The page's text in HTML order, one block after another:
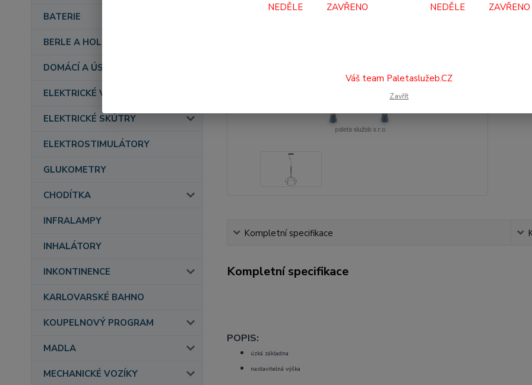
BATERIE
BERLE A HOLE
DOMÁCÍ A ÚSTAVNÍ PÉČE
ELEKTRICKÉ VOZÍKY
ELEKTRICKÉ SKÚTRY
ELEKTROSTIMULÁTORY
GLUKOMETRY
CHODÍTKA
INFRALAMPY
INHALÁTORY
INKONTINENCE
KARLOVARSKÉ BAHNO
KOUPELNOVÝ PROGRAM
MADLA
MECHANICKÉ VOZÍKY
Kompletní specifikace
Kompletní specifikace
POPIS:
úzká základna
nastavitelná výška
NEDĚLE ZAVŘENO NEDĚLE ZAVŘENO
Váš team Paletaslužeb.CZ
Zavřít